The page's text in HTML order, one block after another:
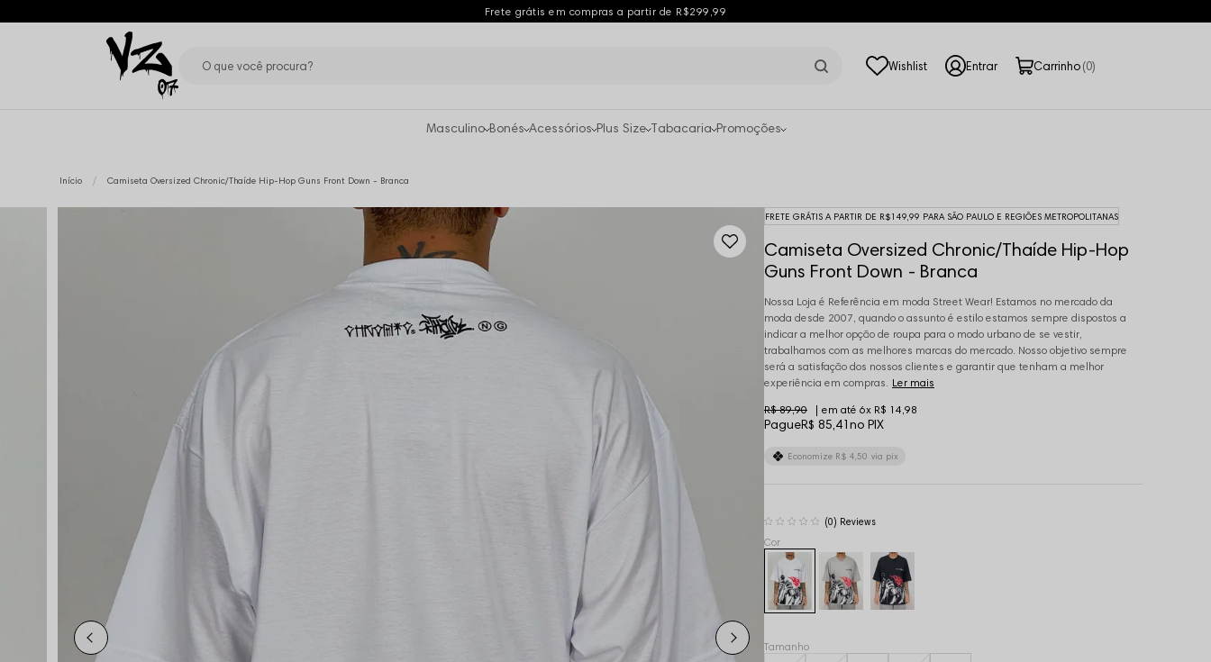
Frete grátis em compras a partir de R$299,99
0
Masculino Bonés Acessórios Plus Size Tabacaria Promoções
Início Camiseta Oversized Chronic/Thaíde Hip-Hop Guns Front Down - Branca
FRETE GRÁTIS A PARTIR DE R$149,99 PARA SÃO PAULO E REGIÕES METROPOLITANAS
Camiseta Oversized Chronic/Thaíde Hip-Hop
Guns Front Down - Branca
Nossa Loja é Referência em moda Street Wear! Estamos no mercado da
moda desde 2007, quando o assunto é estilo estamos sempre dispostos a
indicar a melhor opção de roupa para o modo urbano de se vestir,
trabalhamos com as melhores marcas do mercado. Nosso objetivo sempre
será a satisfação dos nossos clientes e garantir que tenham a melhor
experiência em compras. Ler mais
PagueR$ 85,41no PIX
R$ 89,90 6x R$ 14,98
Economize R$ 4,50 via pix
(0)
Tamanho